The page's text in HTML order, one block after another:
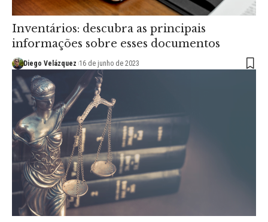
Inventários: descubra as principais
informações sobre esses documentos
Diego Velázquez 16 de junho de 2023